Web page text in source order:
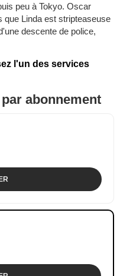
peu à Tokyo. Oscar
que Linda est stripteaseuse
descente de police,
l'un des services
abonnement